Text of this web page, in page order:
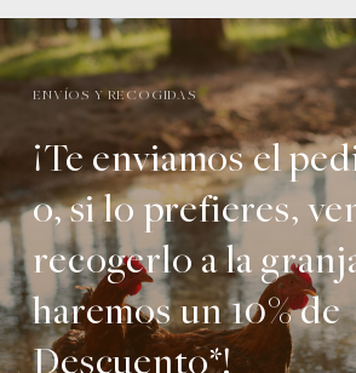
ENVÍOS Y RECOGIDAS
¡Te enviamos el
o, si lo prefieres,
recogerlo a la
haremos un 10% de